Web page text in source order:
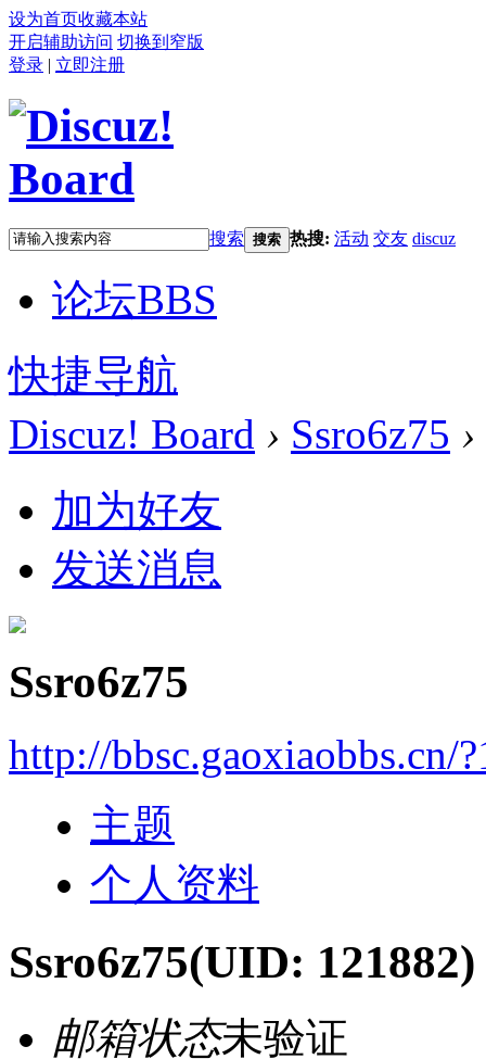
设为首页收藏本站
开启辅助访问 切换到窄版
登录 | 立即注册
搜索 搜索 热搜: 活动 交友 discuz
论坛BBS
快捷导航
Discuz! Board › Ssro6z75 ›
加为好友
发送消息
Ssro6z75
http://bbsc.gaoxiaobbs.cn/
主题
个人资料
Ssro6z75(UID: 121882)
邮箱状态未验证